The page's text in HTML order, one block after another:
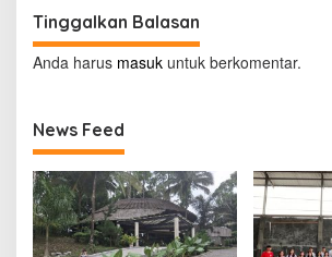
Tinggalkan Balasan
Anda harus masuk untuk berkomentar.
News Feed